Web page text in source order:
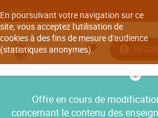
En poursuivant votre navigation sur ce
site, vous acceptez l'utilisation de
cookies à des fins de mesure d'audience
(statistiques anonymes).
Aller à
Se
Offre en cours de
concernant le contenu des